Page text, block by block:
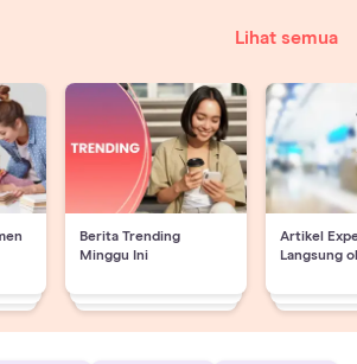
Lihat semua
Berita Trending
Minggu Ini
Artikel
Langsung